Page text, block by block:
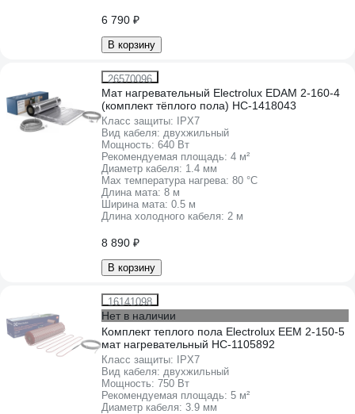
6 790 ₽
В корзину
26570096
Мат нагревательный Electrolux EDAM 2-160-4
(комплект тёплого пола) НС-1418043
Класс защиты:
IPХ7
Вид кабеля: двухжильный
Мощность: 640 Вт
Рекомендуемая площадь: 4 м²
Диаметр кабеля: 1.4 мм
Max температура нагрева: 80 °С
Длина мата: 8 м
Ширина мата: 0.5 м
Длина холодного кабеля: 2 м
8 890 ₽
В корзину
16141098
Нет в наличии
Комплект теплого пола Electrolux EEM 2-150-5
мат нагревательный НС-1105892
Класс защиты:
IPХ7
Вид кабеля: двухжильный
Мощность: 750 Вт
Рекомендуемая площадь: 5 м²
Диаметр кабеля: 3.9 мм